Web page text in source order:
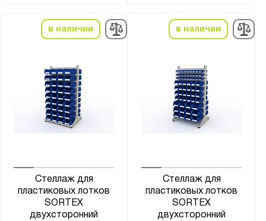
в наличии
Стеллаж для
пластиковых лотков
SORTEX
двухсторонний
в наличии
Стеллаж для
пластиковых лотков
SORTEX
двухсторонний